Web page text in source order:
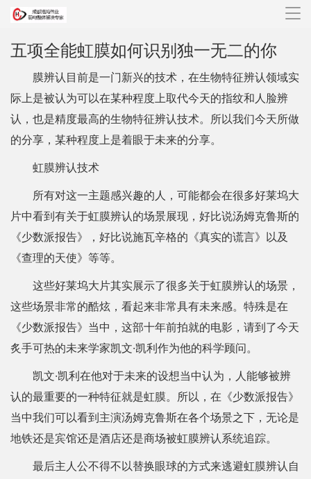
导
五项全能虹膜如何识别独一无二的你
膜辨认目前是一门新兴的技术，在生物特征辨认领域实
际上是被认为可以在某种程度上取代今天的指纹和人脸辨
认，也是精度最高的生物特征辨认技术。所以我们今天所做
的分享，某种程度上是着眼于未来的分享。
虹膜辨认技术
所有对这一主题感兴趣的人，可能都会在很多好莱坞大
片中看到有关于虹膜辨认的场景展现，好比说汤姆克鲁斯的
《少数派报告》，好比说施瓦辛格的《真实的谎言》以及
《查理的天使》等等。
这些好莱坞大片其实展示了很多关于虹膜辨认的场景，
这些场景非常的酷炫，看起来非常具有未来感。特殊是在
《少数派报告》当中，这部十年前拍就的电影，请到了今天
炙手可热的未来学家凯文·凯利作为他的科学顾问。
凯文·凯利在他对于未来的设想当中认为，人能够被辨
认的最重要的一种特征就是虹膜。所以，在《少数派报告》
当中我们可以看到主演汤姆克鲁斯在各个场景之下，无论是
地铁还是宾馆还是酒店还是商场被虹膜辨认系统追踪。
最后主人公不得不以替换眼球的方式来逃避虹膜辨认自